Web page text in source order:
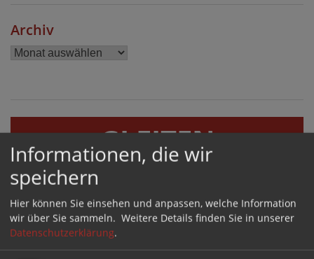
Archiv
Archiv
GLEITEN
GERÄUSCHHEMMEND UND BODENSCHONEND
Informationen, die wir
speichern
Hier können Sie einsehen und anpassen, welche Information
wir über Sie sammeln. Weitere Details finden Sie in unserer
Datenschutzerklärung.